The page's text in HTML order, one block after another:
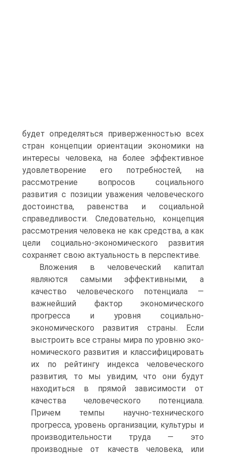
будет определяться привержен­ностью всех
стран концепции ориентации экономики на
интересы человека, на более эффективное
удовлетворение его потребностей, на
рассмотрение вопросов социального
развития с позиции уваже­ния человеческого
достоинства, равенства и социальной
справедли­вости. Следовательно, концепция
рассмотрения человека не как средства, а как
цели социально-экономического развития
сохраняет свою актуальность в перспективе.
Вложения в человеческий капитал
являются самыми эффектив­ными, а
качество человеческого потенциала —
важнейший фактор экономического
прогресса и уровня социально-
экономического развития страны. Если
выстроить все страны мира по уровню эко­
номического развития и классифицировать
их по рейтингу индекса человеческого
развития, то мы увидим, что они будут
находиться в прямой зависимости от
качества человеческого потенциала.
Причем темпы научно-технического
прогресса, уровень организации, куль­туры и
производительности труда — это
производные от качеств человека, или